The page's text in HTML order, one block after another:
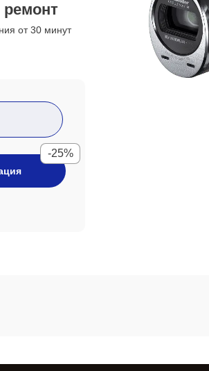
от 30 минут
-25%